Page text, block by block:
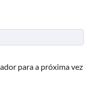
para a próxima vez